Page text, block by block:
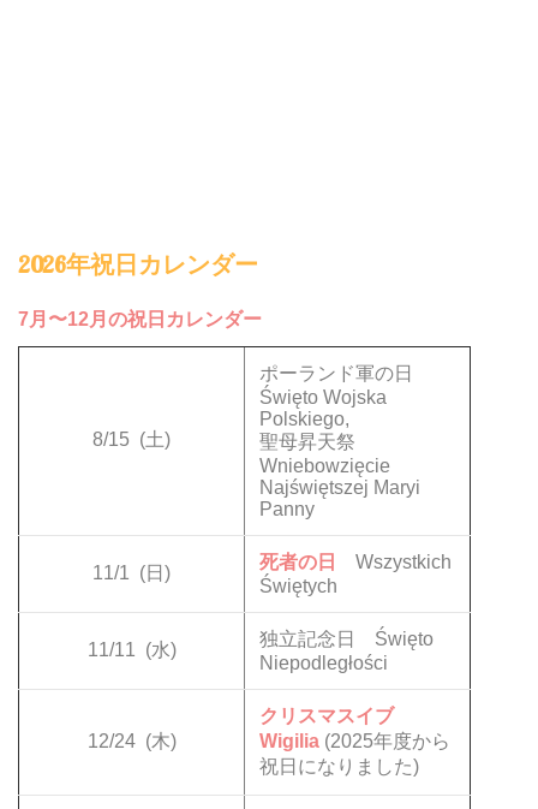
2026年祝日カレンダー
7月〜12月の祝日カレンダー
8/15 (土)
ポーランド軍の日
Święto Wojska
Polskiego,
聖母昇天祭
Wniebowzięcie
Najświętszej Maryi
Panny
11/1 (日)
死者の日
Wszystkich
Świętych
11/11 (水)
独立記念日 Święto
Niepodległości
12/24 (木)
クリスマスイブ
Wigilia (2025年度から
祝日になりました)